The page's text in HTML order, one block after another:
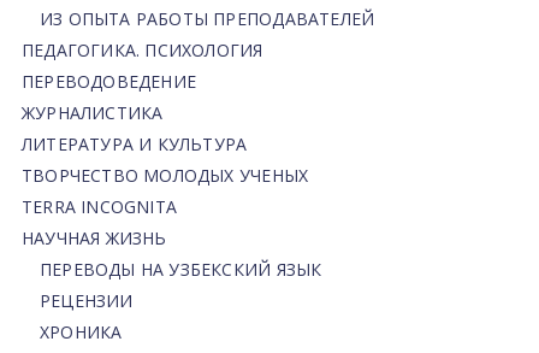
ИЗ ОПЫТА РАБОТЫ ПРЕПОДАВАТЕЛЕЙ
ПЕДАГОГИКА. ПСИХОЛОГИЯ
ПЕРЕВОДОВЕДЕНИЕ
ЖУРНАЛИСТИКА
ЛИТЕРАТУРА И КУЛЬТУРА
ТВОРЧЕСТВО МОЛОДЫХ УЧЕНЫХ
TERRA INCOGNITA
НАУЧНАЯ ЖИЗНЬ
ПЕРЕВОДЫ НА УЗБЕКСКИЙ ЯЗЫК
РЕЦЕНЗИИ
ХРОНИКА